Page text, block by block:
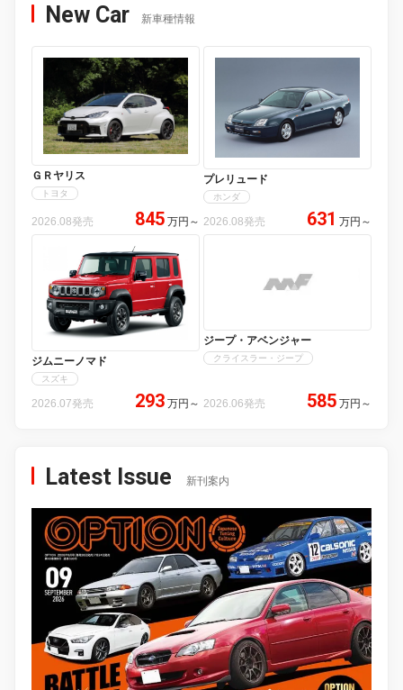
New Car 新車種情報
ＧＲヤリス
トヨタ
2026.08発売 845 万円 ～
プレリュード
ホンダ
2026.08発売 631 万円 ～
ジムニーノマド
スズキ
2026.07発売 293 万円 ～
ジープ・アベンジャー
クライスラー・ジープ
2026.06発売 585 万円 ～
Latest Issue 新刊案内